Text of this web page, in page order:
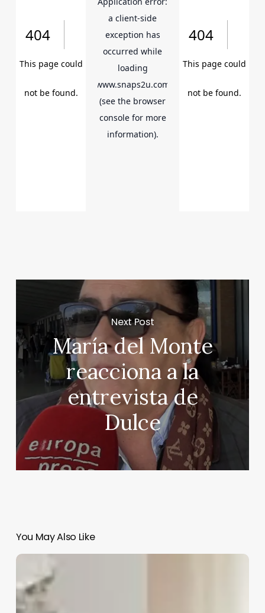
Next Post
María del Monte
reacciona a la
entrevista de
Dulce
You May Also Like
La
decoración
navideña
transforma